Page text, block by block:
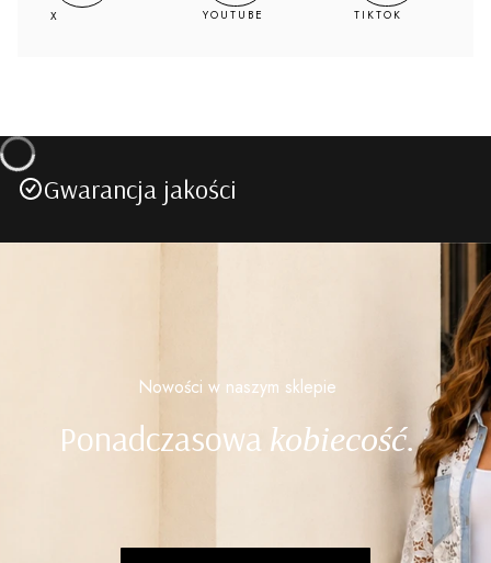
X YOUTUBE TIKTOK
Gwarancja jakości
Nowości w naszym sklepie
Ponadczasowa kobiecość.